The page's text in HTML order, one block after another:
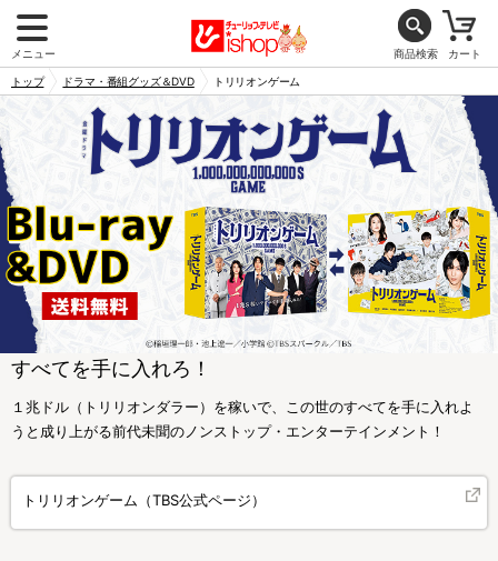
メニュー 商品検索 カート
トップ ドラマ・番組グッズ＆DVD トリリオンゲーム
すべてを手に入れろ！
１兆ドル（トリリオンダラー）を稼いで、この世のすべてを手に入れよ
うと成り上がる前代未聞のノンストップ・エンターテインメント！
トリリオンゲーム（TBS公式ページ）